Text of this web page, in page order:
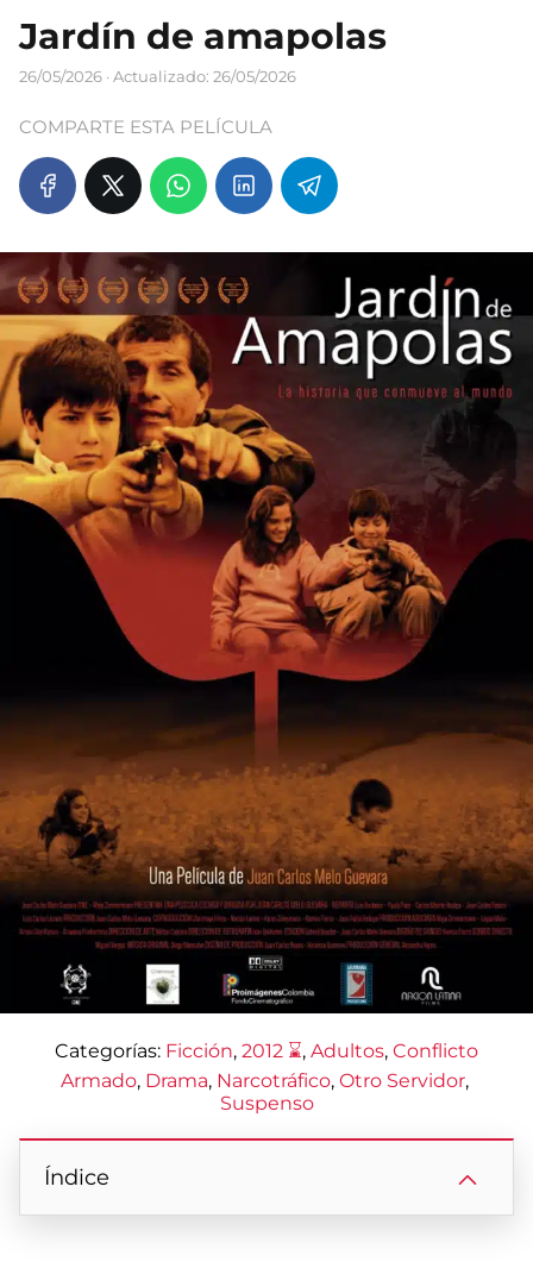
Jardín de amapolas
26/05/2026 · Actualizado: 26/05/2026
COMPARTE ESTA PELÍCULA
Categorías: Ficción, 2012 ⌛, Adultos, Conflicto
Armado, Drama, Narcotráfico, Otro Servidor,
Suspenso
Índice